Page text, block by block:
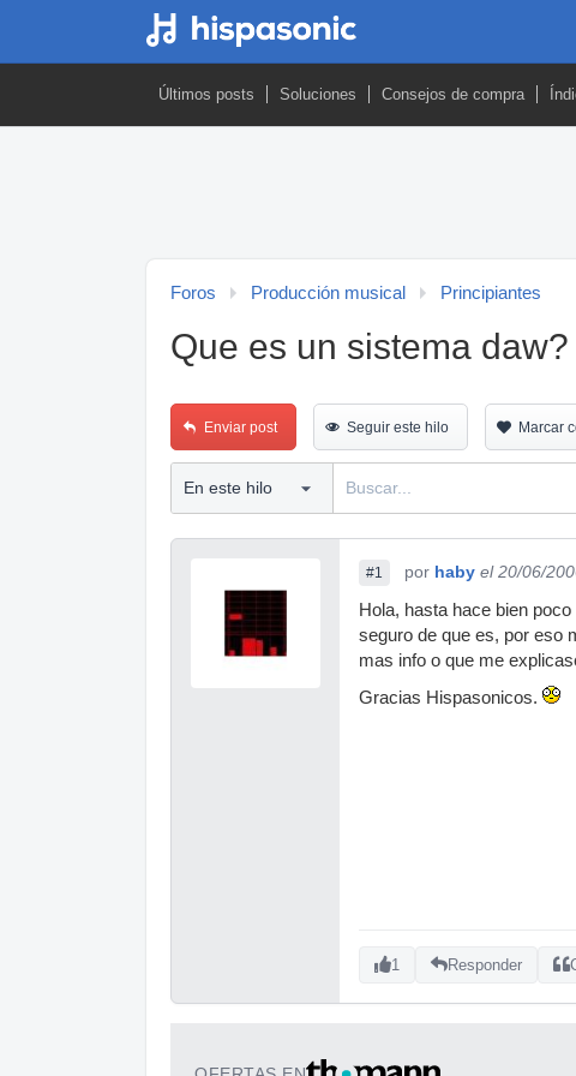
Últimos posts Soluciones Consejos de compra
Foros Producción musical Principiantes
Que es un sistema daw?
Enviar post Seguir este hilo Marcar
#1 por haby el 20/06/
Hola, hasta hace bien
seguro de que es, por eso
mas info o que me
Gracias Hispasonicos.
1 Responder